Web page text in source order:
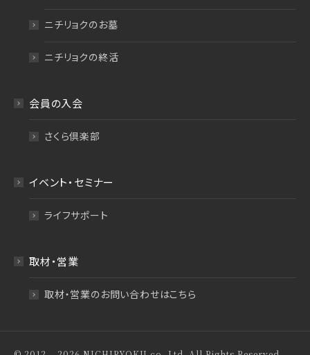
ニチリョクのお墓
ニチリョクの終活
会員の入会
さくら倶楽部
イベント・セミナー
ライフサポート
取材・営業
取材・営業のお問い合わせはこちら